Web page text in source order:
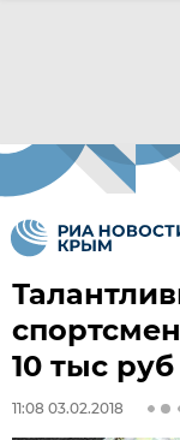
10 тыс
11:08 03.02.2018